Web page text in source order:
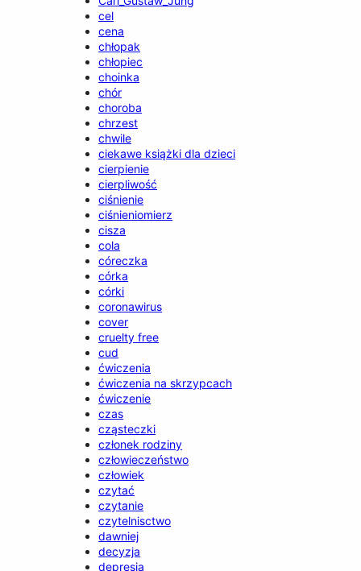
cel
cena
chłopak
chłopiec
choinka
chór
choroba
chrzest
chwile
ciekawe książki dla dzieci
cierpienie
cierpliwość
ciśnienie
ciśnieniomierz
cisza
cola
córeczka
córka
córki
coronawirus
cover
cruelty free
cud
ćwiczenia
ćwiczenia na skrzypcach
ćwiczenie
czas
cząsteczki
członek rodziny
człowieczeństwo
człowiek
czytać
czytanie
czytelnisctwo
dawniej
decyzja
depresja